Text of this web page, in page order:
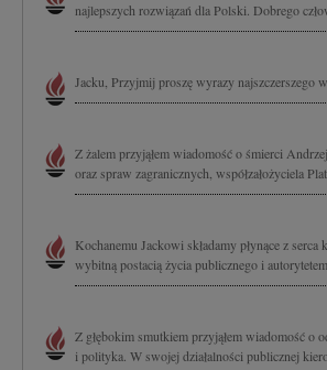
najlepszych rozwiązań dla Polski. Dobrego
Jacku, Przyjmij proszę wyrazy najszczerszego
Z żalem przyjąłem wiadomość o śmierci
oraz spraw zagranicznych, współzałożyciela
Kochanemu Jackowi składamy płynące z
wybitną postacią życia publicznego i
Z głębokim smutkiem przyjąłem wiadomość
i polityka. W swojej działalności publicznej